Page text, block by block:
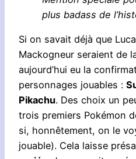
plus badass de
Si on savait déjà que
Mackogneur seraient de
aujourd’hui eu la
personnages jouables :
Pikachu. Des choix un
trois premiers Pokémon
si, honnêtement, on le
jouable). Cela laisse